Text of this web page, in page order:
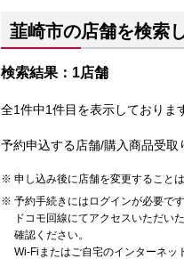
韮崎市の店舗を検索
検索結果：1店舗
全1件中1件目を表示しておりま
予約申込する店舗/購入商品受取
申し込み後に店舗を変更することは
予約手続きにはログインが必要です
ドコモ回線にてアクセスいただい
確認ください。
Wi-Fiまたはご自宅のインターネッ